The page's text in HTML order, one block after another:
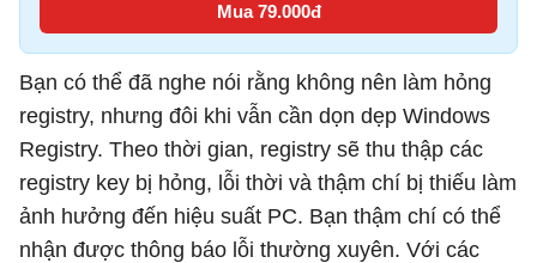
Mua 79.000đ
Bạn có thể đã nghe nói rằng không nên làm hỏng
registry, nhưng đôi khi vẫn cần dọn dẹp Windows
Registry. Theo thời gian, registry sẽ thu thập các
registry key bị hỏng, lỗi thời và thậm chí bị thiếu làm
ảnh hưởng đến hiệu suất PC. Bạn thậm chí có thể
nhận được thông báo lỗi thường xuyên. Với các